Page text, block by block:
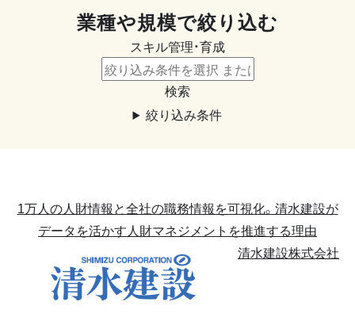
業種や規模で絞り込む
スキル管理・育成
検索
絞り込み条件
1万人の人財情報と全社の職務情報を可視化。清水建設が
データを活かす人財マネジメントを推進する理由
清水建設株式会社